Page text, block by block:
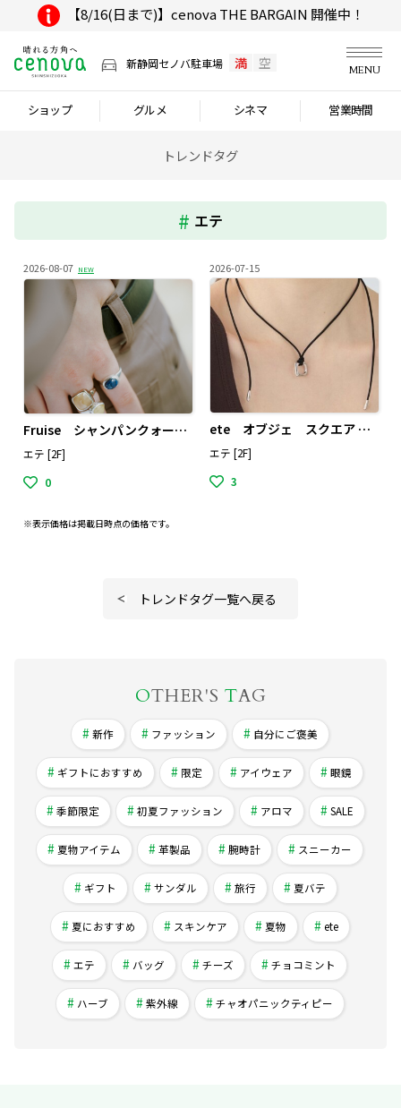
【8/16(日まで)】cenova THE BARGAIN 開催中！
新静岡セノバ駐車場 満 空 MENU
ショップ グルメ シネマ 営業時間
トレンドタグ
エテ
2026-08-07 NEW
Fruise シャンパンクォーツリング
エテ [2F]
0
2026-07-15
ete オブジェ スクエア ネックレス
エテ [2F]
3
※表示価格は掲載日時点の価格です。
トレンドタグ一覧へ戻る
OTHER'S TAG
新作 ファッション 自分にご褒美
ギフトにおすすめ 限定 アイウェア 眼鏡
季節限定 初夏ファッション アロマ SALE
夏物アイテム 革製品 腕時計 スニーカー
ギフト サンダル 旅行 夏バテ
夏におすすめ スキンケア 夏物 ete
エテ バッグ チーズ チョコミント
ハーブ 紫外線 チャオパニックティピー